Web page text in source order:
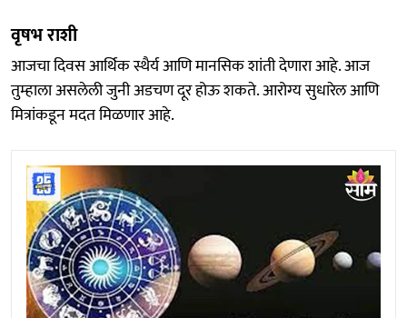
वृषभ राशी
आजचा दिवस आर्थिक स्थैर्य आणि मानसिक शांती देणारा आहे. आज
तुम्हाला असलेली जुनी अडचण दूर होऊ शकते. आरोग्य सुधारेल आणि
मित्रांकडून मदत मिळणार आहे.